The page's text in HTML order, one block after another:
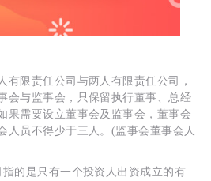
限责任公司与两人有限责任公司，
会与监事会，只保留执行董事、总经
果需要设立董事会及监事会，董事会
人员不得少于三人。(监事会董事会人
是只有一个投资人出资成立的有